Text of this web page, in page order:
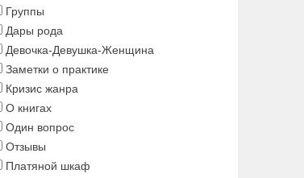
Группы
Дары рода
Девочка-Девушка-Женщина
Заметки о практике
Кризис жанра
О книгах
Один вопрос
Отзывы
Платяной шкаф